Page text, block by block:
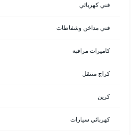
فني كهربائي
فني مداخن وشفاطات
كاميرات مراقبة
كراج متنقل
كرين
كهربائي سيارات